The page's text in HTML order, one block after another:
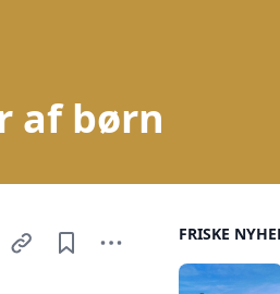
af børn
Sidebar
FRISKE